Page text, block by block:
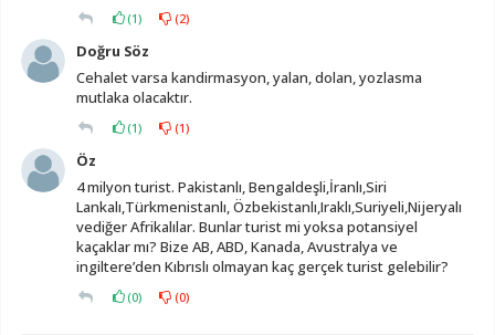
(1) (2)
Doğru Söz
Cehalet varsa kandirmasyon, yalan, dolan, yozlasma
mutlaka olacaktır.
(1) (1)
Öz
4 milyon turist. Pakistanlı, Bengaldeşli,İranlı,Siri
Lankalı,Türkmenistanlı, Özbekistanlı,Iraklı,Suriyeli,Nijeryalı
vediğer Afrikalılar. Bunlar turist mi yoksa potansiyel
kaçaklar mı? Bize AB, ABD, Kanada, Avustralya ve
ingiltere’den Kıbrıslı olmayan kaç gerçek turist gelebilir?
(0) (0)